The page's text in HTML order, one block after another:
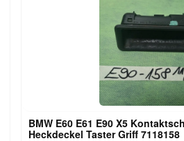
BMW E60 E61 E90 X5
Heckdeckel Taster Griff 7118158